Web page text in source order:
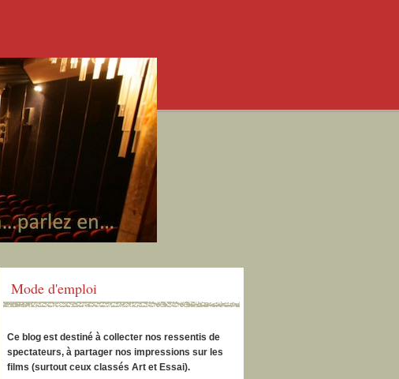
Mode d'emploi
Ce blog est destiné à collecter nos ressentis de
spectateurs, à partager nos impressions sur les
films (surtout ceux classés Art et Essai).